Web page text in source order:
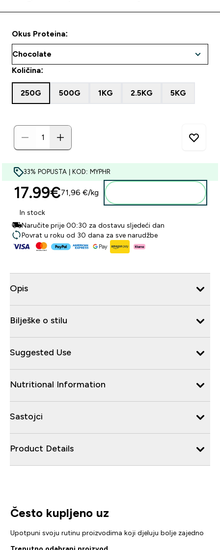
Količina:
250G 500G 1KG 2.5KG 5KG
Okus Proteina:
33% POPUSTA | KOD: MYPHR
17.99€‎71,96 €‎/kg
In stock
Naručite prije 00:30 za dostavu sljedeći dan
Povrat u roku od 30 dana za sve narudžbe
Opis
Bilješke o stilu
Suggested Use
Nutritional Information
Sastojci
Product Details
Često kupljeno uz
Upotpuni svoju rutinu proizvodima koji djeluju bolje zajedno
Trenutno odabrani proizvod